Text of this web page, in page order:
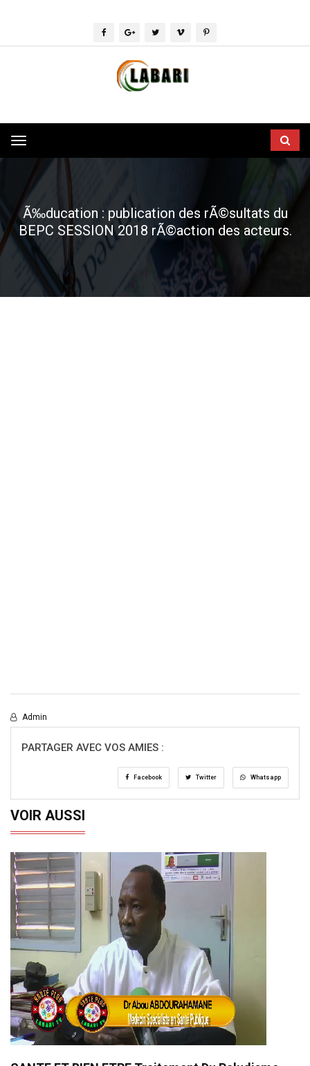
Toggle
navigation
Ã‰ducation : publication des rÃ©sultats du
BEPC SESSION 2018 rÃ©action des acteurs.
Admin
PARTAGER AVEC VOS AMIES :
Facebook Twitter Whatsapp
VOIR AUSSI